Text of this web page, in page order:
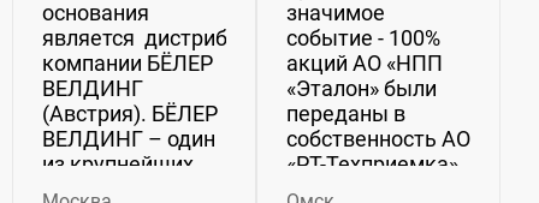
основания
является дистрибьютором
компании БЁЛЕР
ВЕЛДИНГ
(Австрия). БЁЛЕР
ВЕЛДИНГ – один
из крупнейших
производителей
значимое
событие - 100%
акций АО «НПП
«Эталон» были
переданы в
собственность АО
«РТ-Техприемка»
от